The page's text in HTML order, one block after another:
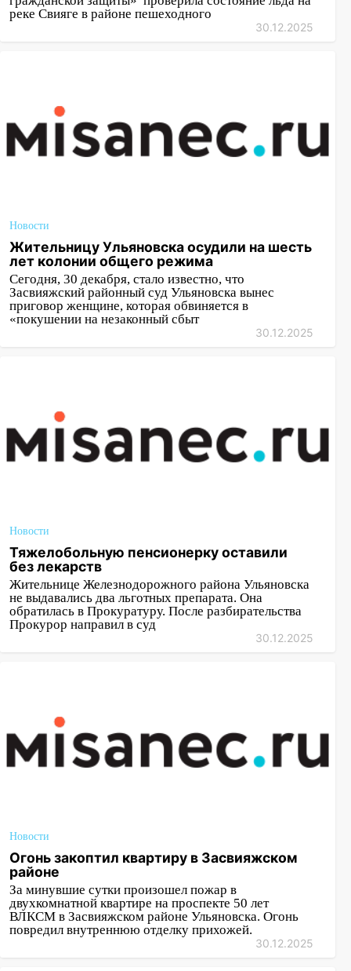
реке Свияге в районе пешеходного
30.12.2025
Новости
Жительницу Ульяновска осудили на шесть
лет колонии общего режима
Сегодня, 30 декабря, стало известно, что
Засвияжский районный суд Ульяновска вынес
приговор женщине, которая обвиняется в
«покушении на незаконный сбыт
30.12.2025
Новости
Тяжелобольную пенсионерку оставили
без лекарств
Жительнице Железнодорожного района Ульяновска
не выдавались два льготных препарата. Она
обратилась в Прокуратуру. После разбирательства
Прокурор направил в суд
30.12.2025
Новости
Огонь закоптил квартиру в Засвияжском
районе
За минувшие сутки произошел пожар в
двухкомнатной квартире на проспекте 50 лет
ВЛКСМ в Засвияжском районе Ульяновска. Огонь
повредил внутреннюю отделку прихожей.
30.12.2025